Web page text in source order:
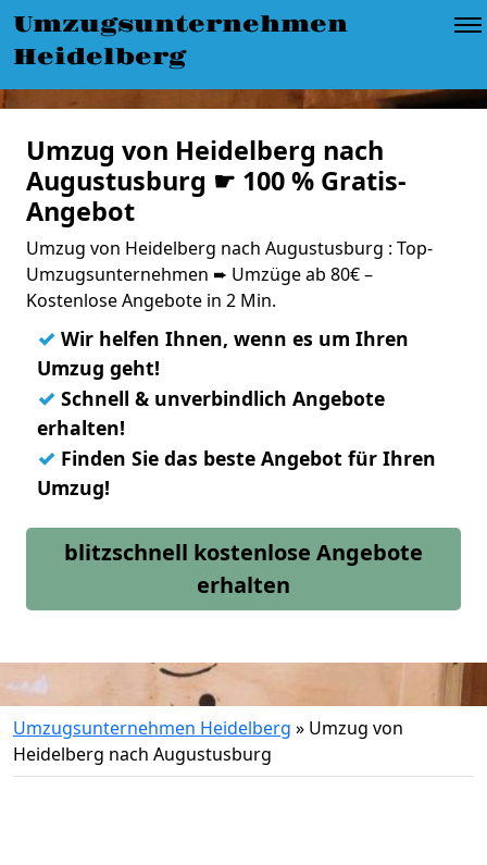
Umzugsunternehmen
Heidelberg
Umzug von Heidelberg nach
Augustusburg ☛ 100 % Gratis-
Angebot
Umzug von Heidelberg nach Augustusburg : Top-
Umzugsunternehmen ➨ Umzüge ab 80€ –
Kostenlose Angebote in 2 Min.
✓ Wir helfen Ihnen, wenn es um Ihren
Umzug geht!
✓ Schnell & unverbindlich Angebote
erhalten!
✓ Finden Sie das beste Angebot für Ihren
Umzug!
blitzschnell kostenlose Angebote
erhalten
Umzugsunternehmen Heidelberg » Umzug von
Heidelberg nach Augustusburg